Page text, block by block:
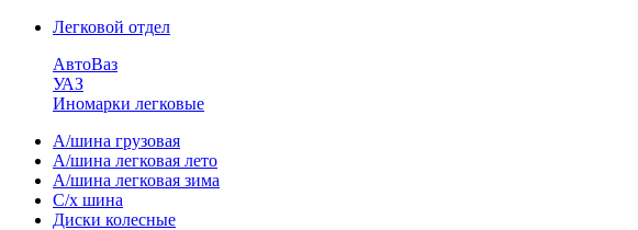
Легковой отдел
АвтоВаз
УАЗ
Иномарки легковые
А/шина грузовая
А/шина легковая лето
А/шина легковая зима
С/х шина
Диски колесные